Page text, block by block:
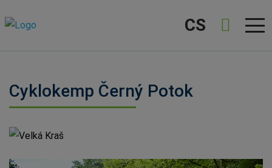
CS
Cyklokemp Černý Potok
Velká Kraš